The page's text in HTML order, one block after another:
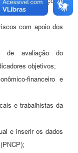
com apoio dos
de avaliação do
objetivos;
financeiro e
e trabalhistas da
e inserir os dados